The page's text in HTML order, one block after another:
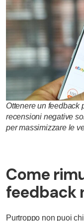
Ottenere un feedback
recensioni negative
per massimizzare le
Come
feedback
Purtroppo non puoi